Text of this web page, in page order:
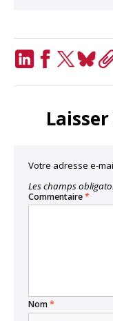
Votre adresse e-
Les champs
Commentaire*
Nom*